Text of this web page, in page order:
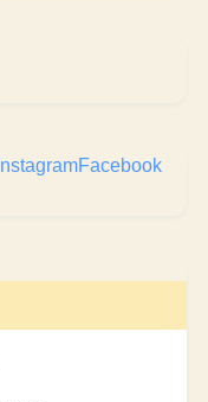
InstagramFacebook